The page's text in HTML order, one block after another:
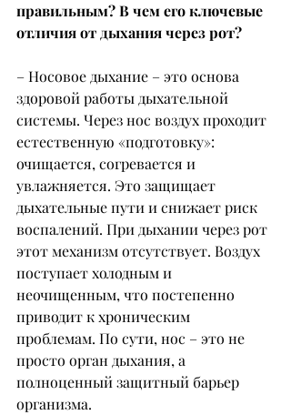
правильным? В чем его ключевые
отличия от дыхания через рот?
– Носовое дыхание – это основа
здоровой работы дыхательной
системы. Через нос воздух проходит
естественную «подготовку»:
очищается, согревается и
увлажняется. Это защищает
дыхательные пути и снижает риск
воспалений. При дыхании через рот
этот механизм отсутствует. Воздух
поступает холодным и
неочищенным, что постепенно
приводит к хроническим
проблемам. По сути, нос – это не
просто орган дыхания, а
полноценный защитный барьер
организма.